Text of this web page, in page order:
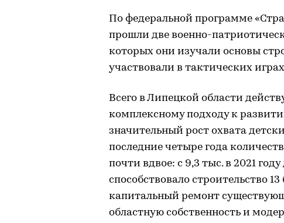
По федеральной программе
прошли две военно-
которых они изучали основы
участвовали в тактических
Всего в Липецкой области
комплексному подходу к
значительный рост охвата
последние четыре года
почти вдвое: с 9,3 тыс. в 2021 году
способствовало строительство
капитальный ремонт
областную собственность и